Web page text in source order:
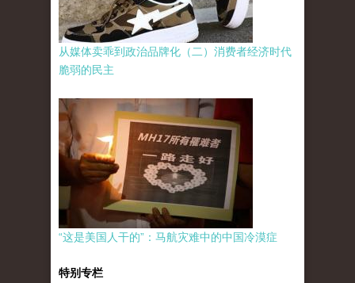
从媒体卖乖到政治品牌化（二）消费者经济时代
脆弱的民主
“这是美国人干的”：马航灾难中的中国冷漠症
特别专栏